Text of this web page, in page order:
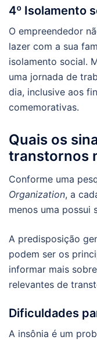
4º Isolamento
O empreendedor
lazer com a sua
isolamento social.
uma jornada de
dia, inclusive aos
comemorativas.
Quais os
transtornos
Conforme uma
Organization, a
menos uma possui
A predisposição
podem ser os
informar mais
relevantes de
Dificuldades
A insônia é um